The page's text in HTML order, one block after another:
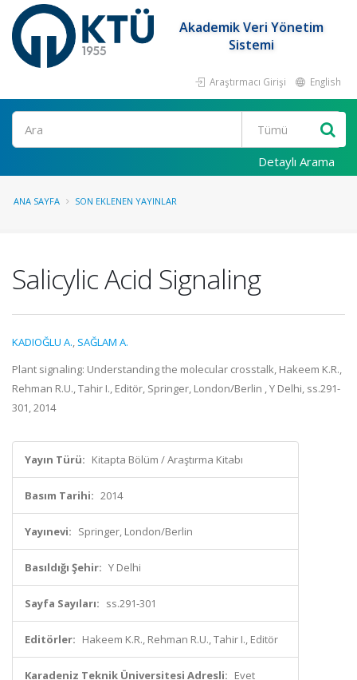
Akademik Veri Yönetim
Sistemi
Araştırmacı Girişi English
Ara
Detaylı Arama
ANA SAYFA SON EKLENEN YAYINLAR
Salicylic Acid Signaling
KADIOĞLU A., SAĞLAM A.
Plant signaling: Understanding the molecular crosstalk, Hakeem K.R.,
Rehman R.U., Tahir I., Editör, Springer, London/Berlin , Y Delhi, ss.291-
301, 2014
Yayın Türü: Kitapta Bölüm / Araştırma Kitabı
Basım Tarihi: 2014
Yayınevi: Springer, London/Berlin
Basıldığı Şehir: Y Delhi
Sayfa Sayıları: ss.291-301
Editörler: Hakeem K.R., Rehman R.U., Tahir I., Editör
Karadeniz Teknik Üniversitesi Adresli: Evet